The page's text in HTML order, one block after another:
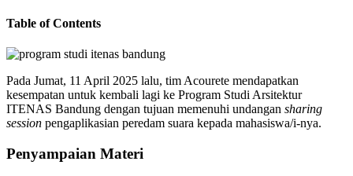
Table of Contents
Pada Jumat, 11 April 2025 lalu, tim Acourete mendapatkan
kesempatan untuk kembali lagi ke Program Studi Arsitektur
ITENAS Bandung dengan tujuan memenuhi undangan sharing
session pengaplikasian peredam suara kepada mahasiswa/i-nya.
Penyampaian Materi